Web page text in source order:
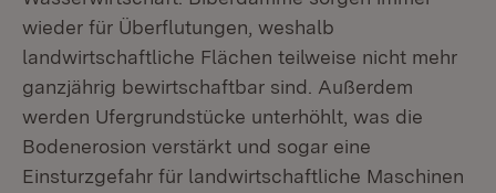
wieder für Überflutungen, weshalb
landwirtschaftliche Flächen teilweise nicht mehr
ganzjährig bewirtschaftbar sind. Außerdem
werden Ufergrundstücke unterhöhlt, was die
Bodenerosion verstärkt und sogar eine
Einsturzgefahr für landwirtschaftliche Maschinen